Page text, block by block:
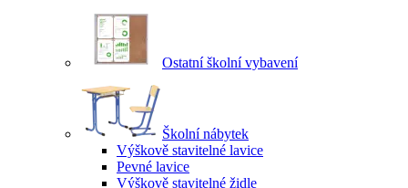
Ostatní školní vybavení
Školní nábytek
Výškově stavitelné lavice
Pevné lavice
Výškově stavitelné židle